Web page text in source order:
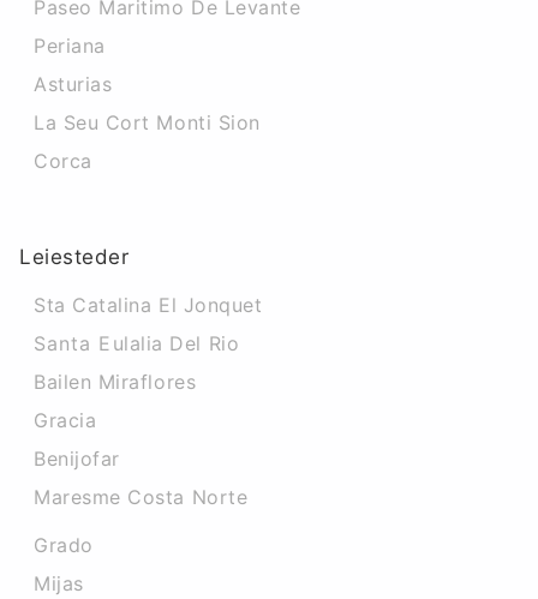
Paseo Maritimo De Levante
Periana
Asturias
La Seu Cort Monti Sion
Corca
Leiesteder
Sta Catalina El Jonquet
Santa Eulalia Del Rio
Bailen Miraflores
Gracia
Benijofar
Maresme Costa Norte
Grado
Mijas